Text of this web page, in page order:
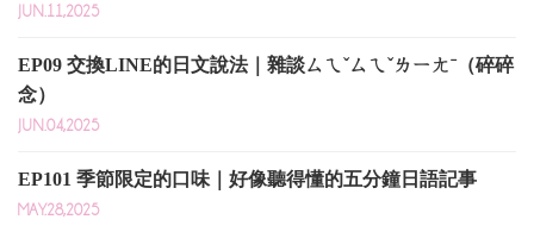
JUN.11,2025
EP09 交換LINE的日文說法｜雜談ㄙㄟˇㄙㄟˇㄌㄧㄤˉ（碎碎
念）
JUN.04,2025
EP101 季節限定的口味｜好像聽得懂的五分鐘日語記事
MAY.28,2025